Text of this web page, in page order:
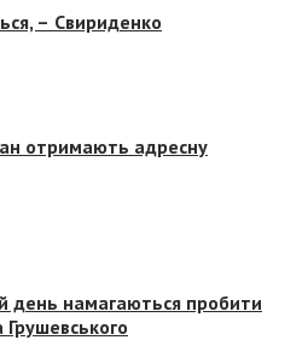
– Свириденко
отримають адресну
день намагаються пробити
Грушевського